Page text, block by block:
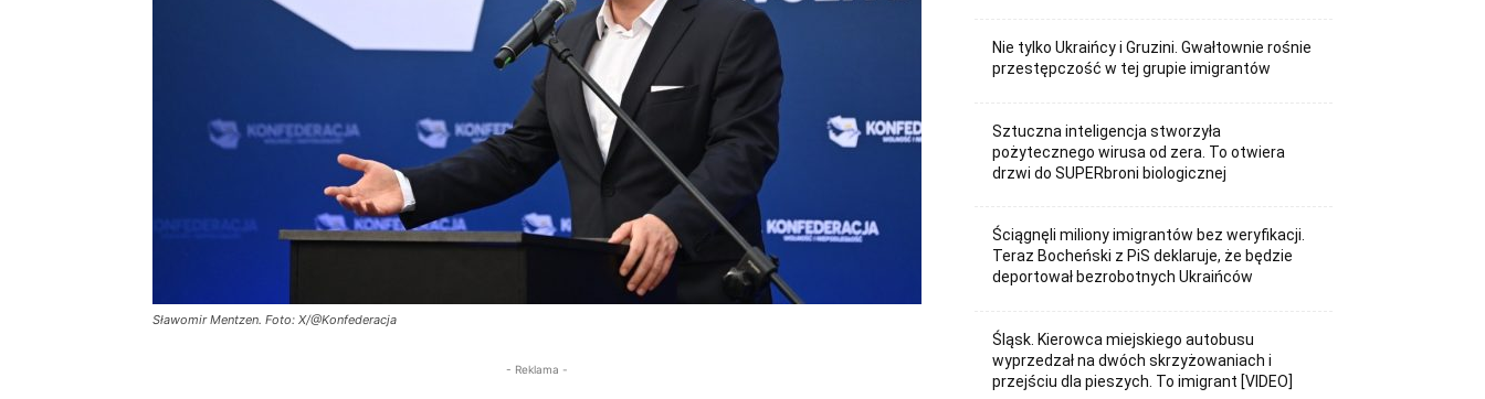
Sławomir Mentzen. Foto: X/@Konfederacja
- Reklama -
Nie tylko Ukraińcy i Gruzini. Gwałtownie rośnie
przestępczość w tej grupie imigrantów
Sztuczna inteligencja stworzyła
pożytecznego wirusa od zera. To otwiera
drzwi do SUPERbroni biologicznej
Ściągnęli miliony imigrantów bez weryfikacji.
Teraz Bocheński z PiS deklaruje, że będzie
deportował bezrobotnych Ukraińców
Śląsk. Kierowca miejskiego autobusu
wyprzedzał na dwóch skrzyżowaniach i
przejściu dla pieszych. To imigrant [VIDEO]